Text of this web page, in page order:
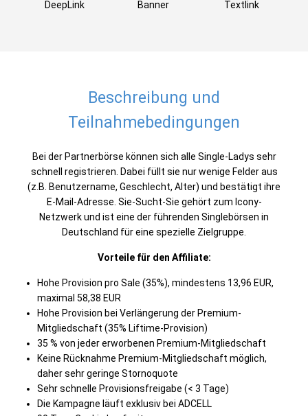
DeepLink Banner Textlink
Beschreibung und
Teilnahmebedingungen
Bei der Partnerbörse können sich alle Single-Ladys sehr
schnell registrieren. Dabei füllt sie nur wenige Felder aus
(z.B. Benutzername, Geschlecht, Alter) und bestätigt ihre
E-Mail-Adresse. Sie-Sucht-Sie gehört zum Icony-
Netzwerk und ist eine der führenden Singlebörsen in
Deutschland für eine spezielle Zielgruppe.
Vorteile für den Affiliate:
Hohe Provision pro Sale (35%), mindestens 13,96 EUR,
maximal 58,38 EUR
Hohe Provision bei Verlängerung der Premium-
Mitgliedschaft (35% Liftime-Provision)
35 % von jeder erworbenen Premium-Mitgliedschaft
Keine Rücknahme Premium-Mitgliedschaft möglich,
daher sehr geringe Stornoquote
Sehr schnelle Provisionsfreigabe (< 3 Tage)
Die Kampagne läuft exklusiv bei ADCELL